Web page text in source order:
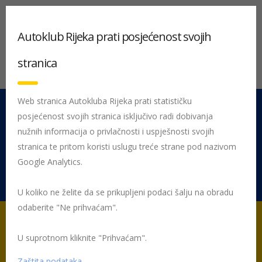
051 212 442 Centrala
Pon - Pet 08:00 - 16:00
Rujevica 9/1, 51000 Rijeka
Početna Članci autora:Lara Vrsalović
Autoklub Rijeka prati posjećenost svojih
stranica
Web stranica Autokluba Rijeka prati statističku
posjećenost svojih stranica isključivo radi dobivanja
nužnih informacija o privlačnosti i uspješnosti svojih
stranica te pritom koristi uslugu treće strane pod nazivom
Google Analytics.
U koliko ne želite da se prikupljeni podaci šalju na obradu
odaberite "Ne prihvaćam".
U suprotnom kliknite "Prihvaćam".